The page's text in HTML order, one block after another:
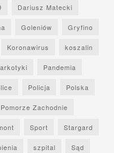
Dariusz Matecki
Goleniów Gryfino
Koronawirus koszalin
Pandemia
Policja Polska
Pomorze Zachodnie
Sport Stargard
szpital Sąd